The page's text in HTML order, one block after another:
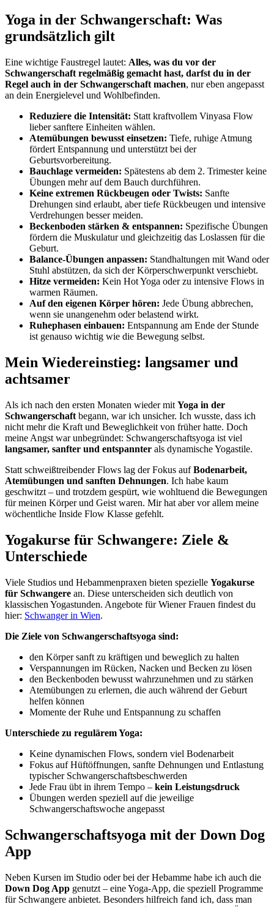
Yoga in der Schwangerschaft: Was
grundsätzlich gilt
Eine wichtige Faustregel lautet: Alles, was du vor der
Schwangerschaft regelmäßig gemacht hast, darfst du in der
Regel auch in der Schwangerschaft machen, nur eben angepasst
an dein Energielevel und Wohlbefinden.
Reduziere die Intensität: Statt kraftvollem Vinyasa Flow
lieber sanftere Einheiten wählen.
Atemübungen bewusst einsetzen: Tiefe, ruhige Atmung
fördert Entspannung und unterstützt bei der
Geburtsvorbereitung.
Bauchlage vermeiden: Spätestens ab dem 2. Trimester keine
Übungen mehr auf dem Bauch durchführen.
Keine extremen Rückbeugen oder Twists: Sanfte
Drehungen sind erlaubt, aber tiefe Rückbeugen und intensive
Verdrehungen besser meiden.
Beckenboden stärken & entspannen: Spezifische Übungen
fördern die Muskulatur und gleichzeitig das Loslassen für die
Geburt.
Balance-Übungen anpassen: Standhaltungen mit Wand oder
Stuhl abstützen, da sich der Körperschwerpunkt verschiebt.
Hitze vermeiden: Kein Hot Yoga oder zu intensive Flows in
warmen Räumen.
Auf den eigenen Körper hören: Jede Übung abbrechen,
wenn sie unangenehm oder belastend wirkt.
Ruhephasen einbauen: Entspannung am Ende der Stunde
ist genauso wichtig wie die Bewegung selbst.
Mein Wiedereinstieg: langsamer und
achtsamer
Als ich nach den ersten Monaten wieder mit Yoga in der
Schwangerschaft begann, war ich unsicher. Ich wusste, dass ich
nicht mehr die Kraft und Beweglichkeit von früher hatte. Doch
meine Angst war unbegründet: Schwangerschaftsyoga ist viel
langsamer, sanfter und entspannter als dynamische Yogastile.
Statt schweißtreibender Flows lag der Fokus aufBodenarbeit,
Atemübungen und sanften Dehnungen. Ich habe kaum
geschwitzt – und trotzdem gespürt, wie wohltuend die Bewegungen
für meinen Körper und Geist waren. Mir hat aber vor allem meine
wöchentliche Inside Flow Klasse gefehlt.
Yogakurse für Schwangere: Ziele &
Unterschiede
Viele Studios und Hebammenpraxen bieten spezielle Yogakurse
für Schwangere an. Diese unterscheiden sich deutlich von
klassischen Yogastunden. Angebote für Wiener Frauen findest du
hier: Schwanger in Wien.
Die Ziele von Schwangerschaftsyoga sind:
den Körper sanft zu kräftigen und beweglich zu halten
Verspannungen im Rücken, Nacken und Becken zu lösen
den Beckenboden bewusst wahrzunehmen und zu stärken
Atemübungen zu erlernen, die auch während der Geburt
helfen können
Momente der Ruhe und Entspannung zu schaffen
Unterschiede zu regulärem Yoga:
Keine dynamischen Flows, sondern viel Bodenarbeit
Fokus auf Hüftöffnungen, sanfte Dehnungen und Entlastung
typischer Schwangerschaftsbeschwerden
Jede Frau übt in ihrem Tempo – kein Leistungsdruck
Übungen werden speziell auf die jeweilige
Schwangerschaftswoche angepasst
Schwangerschaftsyoga mit der Down Dog
App
Neben Kursen im Studio oder bei der Hebamme habe ich auch die
Down Dog App genutzt – eine Yoga-App, die speziell Programme
für Schwangere anbietet. Besonders hilfreich fand ich, dass man